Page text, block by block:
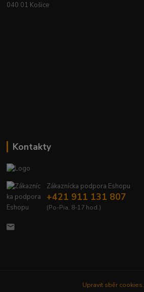
040 01 Košice
Kontakty
Zákaznícka podpora Eshopu
+421 911 131 807
(Po-Pia, 8-17 hod.)
Upravit sběr cookies.